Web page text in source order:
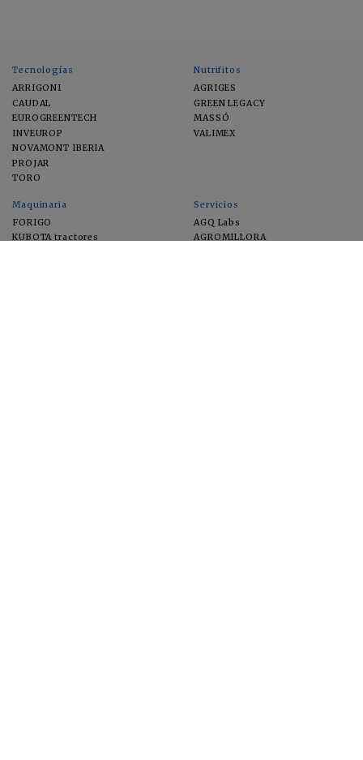
Tecnologías
ARRIGONI
CAUDAL
EUROGREENTECH
INVEUROP
NOVAMONT IBERIA
PROJAR
TORO
Nutrifitos
AGRIGES
GREEN LEGACY
MASSÓ
VALIMEX
Maquinaria
FORIGO
KUBOTA tractores
Servicios
AGQ Labs
AGROMILLORA